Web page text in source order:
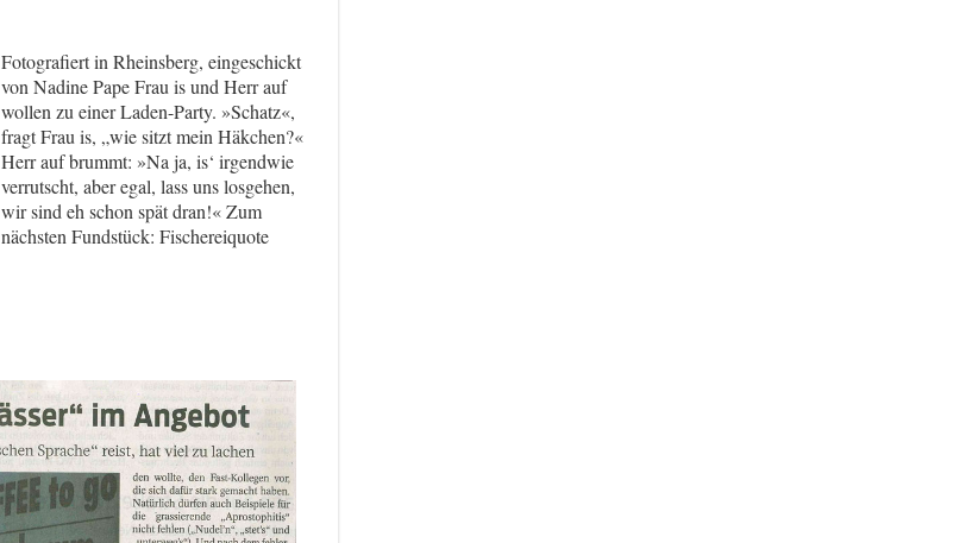
Fotografiert in Rheinsberg, eingeschickt
von Nadine Pape Frau is und Herr auf
wollen zu einer Laden-Party. »Schatz«,
fragt Frau is, „wie sitzt mein Häkchen?«
Herr auf brummt: »Na ja, is‘ irgendwie
verrutscht, aber egal, lass uns losgehen,
wir sind eh schon spät dran!« Zum
nächsten Fundstück: Fischereiquote